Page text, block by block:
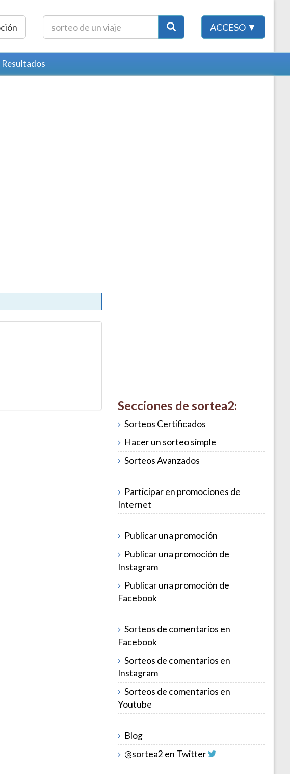
ACCESO ▼
Resultados
Secciones de sortea2:
Sorteos Certificados
Hacer un sorteo simple
Sorteos Avanzados
Participar en promociones de
Internet
Publicar una promoción
Publicar una promoción de
Instagram
Publicar una promoción de
Facebook
Sorteos de comentarios en
Facebook
Sorteos de comentarios en
Instagram
Sorteos de comentarios en
Youtube
Blog
@sortea2 en Twitter